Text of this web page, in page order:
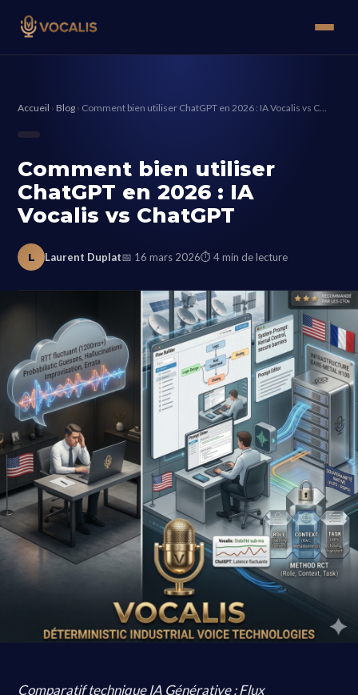
Accueil › Blog › Comment bien utiliser ChatGPT en 2026 : IA Vocalis vs C…
Comment bien utiliser
ChatGPT en 2026 : IA
Vocalis vs ChatGPT
L Laurent Duplat📅 16 mars 2026⏱ 4 min de lecture
Comparatif technique IA Générative : Flux